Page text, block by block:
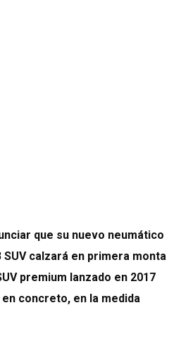
que su nuevo neumático
SUV calzará en primera monta
premium lanzado en 2017
concreto, en la medida